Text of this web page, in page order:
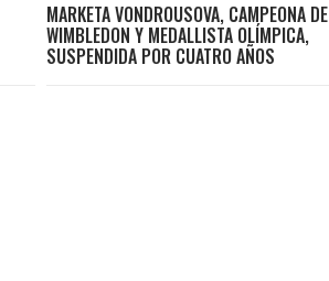
MARKETA VONDROUSOVA, CAMPEONA DE
WIMBLEDON Y MEDALLISTA OLÍMPICA,
SUSPENDIDA POR CUATRO AÑOS